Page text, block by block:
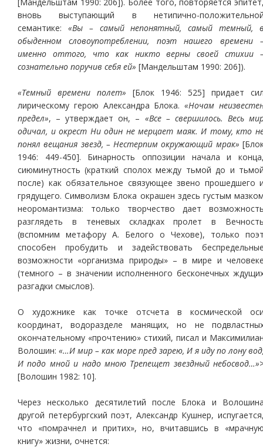
вновь выступающий в нетипично-
семантике: «Вы – самый непонятный, самый темный,
обыденном словоупотреблении, поэт нашего времени
именно оттого, что как никто верны своей стихии
сознательно поручив себя ей» [Мандельштам 1990: 206]).
«Темный времени полет» [Блок 1946: 525] придает
лирическому герою Александра Блока.«Ночам
предел», – утверждает он, – «Все – свершилось. Весь
одичал, и окрест Ни один не мерцает маяк. И тому, кто
понял вещания звезд, – Нестерпим окружающий мрак»
1946: 449-450]. Бинарность оппозиции начала и
сиюминутность (краткий сполох между тьмой до и
после) как обязательное связующее звено прошедшего
грядущего. Символизм Блока окрашен здесь густым
неоромантизма: только творчество дает
разглядеть в теневых складках пролет в
(вспомним метафору А. Белого о Чехове), только
способен пробудить и задействовать
возможности «организма природы» – в мире и
(темного – в значении исполненного бесконечных
разгадки смыслов).
О художнике как точке отсчета в космической
координат, водоразделе манящих, но не
окончательному «прочтению» стихий, писал и
Волошин: «…И мир – как море пред зарею, И я иду по лону
И подо мной и надо мною Трепещет звездный
[Волошин 1982: 10].
Через несколько десятилетий после Блока и
другой петербургский поэт, Александр Кушнер,
что «помрачнел и притих», но, вчитавшись в
книгу» жизни, очнется: